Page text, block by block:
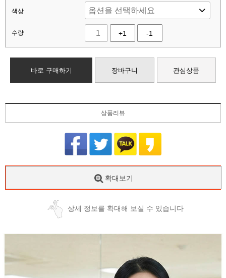
색상
수량 +1 -1
바로 구매하기 장바구니 관심상품
상품리뷰
확대보기
상세 정보를 확대해 보실 수 있습니다